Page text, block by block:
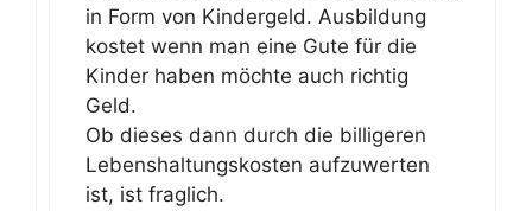
in Form von Kindergeld. Ausbildung
kostet wenn man eine Gute für die
Kinder haben möchte auch richtig
Geld.
Ob dieses dann durch die billigeren
Lebenshaltungskosten aufzuwerten
ist, ist fraglich.